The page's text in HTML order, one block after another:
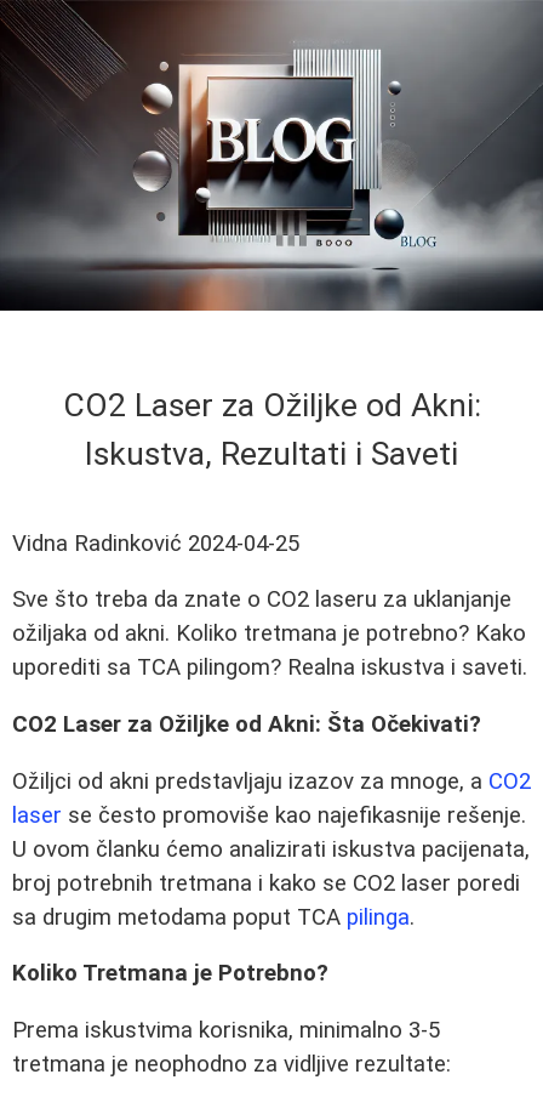
CO2 Laser za Ožiljke od Akni:
Iskustva, Rezultati i Saveti
Vidna Radinković 2024-04-25
Sve što treba da znate o CO2 laseru za uklanjanje
ožiljaka od akni. Koliko tretmana je potrebno? Kako
uporediti sa TCA pilingom? Realna iskustva i saveti.
CO2 Laser za Ožiljke od Akni: Šta Očekivati?
Ožiljci od akni predstavljaju izazov za mnoge, a CO2
laser se često promoviše kao najefikasnije rešenje.
U ovom članku ćemo analizirati iskustva pacijenata,
broj potrebnih tretmana i kako se CO2 laser poredi
sa drugim metodama poput TCA pilinga.
Koliko Tretmana je Potrebno?
Prema iskustvima korisnika, minimalno 3-5
tretmana je neophodno za vidljive rezultate: